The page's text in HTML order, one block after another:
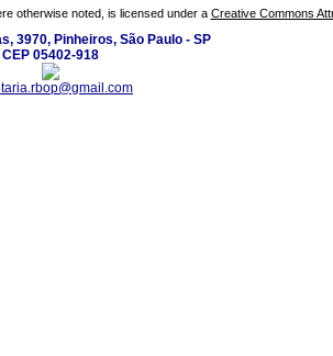
otherwise noted, is licensed under a Creative Commons
3970, Pinheiros, São Paulo - SP
CEP 05402-918